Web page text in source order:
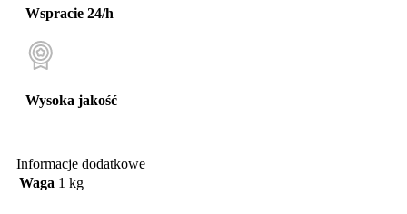
Wspracie 24/h
Wysoka jakość
Informacje dodatkowe
Waga 1 kg